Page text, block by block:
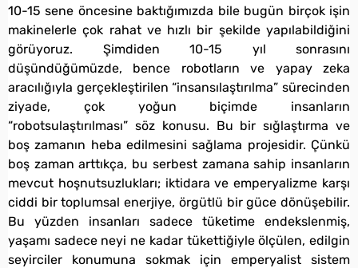
10-15 sene öncesine baktığımızda bile bugün birçok işin
makinelerle çok rahat ve hızlı bir şekilde yapılabildiğini
görüyoruz. Şimdiden 10-15 yıl sonrasını
düşündüğümüzde, bence robotların ve yapay zeka
aracılığıyla gerçekleştirilen “insansılaştırılma” sürecinden
ziyade, çok yoğun biçimde insanların
“robotsulaştırılması” söz konusu. Bu bir sığlaştırma ve
boş zamanın heba edilmesini sağlama projesidir. Çünkü
boş zaman arttıkça, bu serbest zamana sahip insanların
mevcut hoşnutsuzlukları; iktidara ve emperyalizme karşı
ciddi bir toplumsal enerjiye, örgütlü bir güce dönüşebilir.
Bu yüzden insanları sadece tüketime endekslenmiş,
yaşamı sadece neyi ne kadar tükettiğiyle ölçülen, edilgin
seyirciler konumuna sokmak için emperyalist sistem